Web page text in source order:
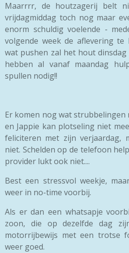
Maarrrr, de houtzagerij belt
vrijdagmiddag toch nog maar
enorm schuldig voelende -
volgende week de aflevering te
wat pushen zal het hout
hebben al vanaf maandag
spullen nodig!!
Er komen nog wat
en Jappie kan plotseling niet
feliciteren met zijn verjaardag,
niet. Schelden op de telefoon
provider lukt ook niet....
Best een stressvol weekje,
weer in no-time voorbij.
Als er dan een whatsapje
zoon, die op dezelfde dag
motorrijbewijs met een trotse
weer goed.